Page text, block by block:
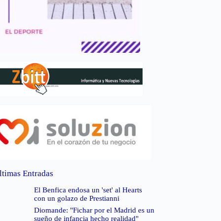
Entradas
El Benfica endosa un 'set' al Hearts
con un golazo de Prestianni
Diomande: "Fichar por el Madrid es un
sueño de infancia hecho realidad"